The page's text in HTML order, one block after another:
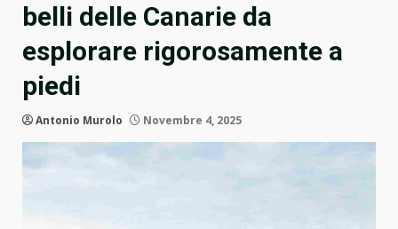
belli delle Canarie da
esplorare rigorosamente a
piedi
Antonio Murolo Novembre 4, 2025